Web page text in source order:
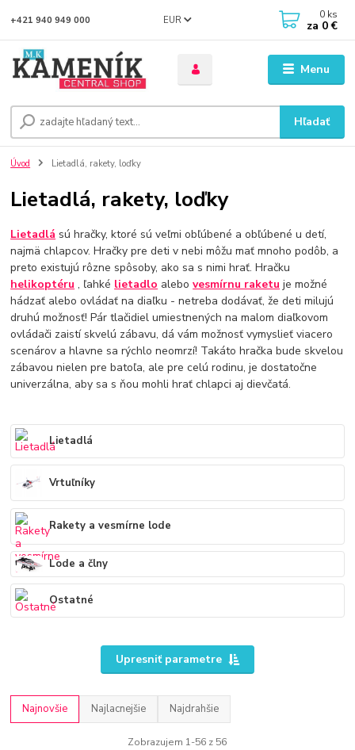
Menu
EUR
Hľadať
+421 940 949 000 0 ks
za 0 €
Úvod Lietadlá, rakety, loďky
Lietadlá, rakety, loďky
Lietadlá sú hračky, ktoré sú veľmi obľúbené a obľúbené u detí,
najmä chlapcov.Hračky pre deti v nebi môžu mať mnoho podôb, a
preto existujú rôzne spôsoby, ako sa s nimi hrať.Hračku
helikoptéru , ľahké lietadlo alebovesmírnu raketu je možné
hádzať alebo ovládať na diaľku - netreba dodávať, že deti milujú
druhú možnosť!Pár tlačidiel umiestnených na malom diaľkovom
ovládači zaistí skvelú zábavu, dá vám možnosť vymyslieť viacero
scenárov a hlavne sa rýchlo neomrzí! Takáto hračka bude skvelou
zábavou nielen pre batoľa, ale pre celú rodinu, je dostatočne
univerzálna, aby sa s ňou mohli hrať chlapci aj dievčatá.
Lietadlá
Vrtuľníky
Rakety a vesmírne lode
Lode a člny
Ostatné
Upresniť parametre
Najnovšie Najlacnejšie Najdrahšie
Zobrazujem 1-56 z 56